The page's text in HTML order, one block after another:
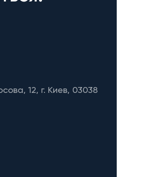
12, г. Киев, 03038